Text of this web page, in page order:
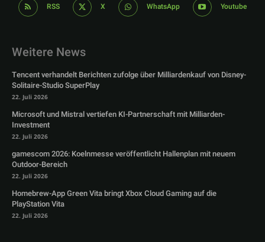
RSS X WhatsApp Youtube
Weitere News
Tencent verhandelt Berichten zufolge über Milliardenkauf von Disney-
Solitaire-Studio SuperPlay
22. Juli 2026
Microsoft und Mistral vertiefen KI-Partnerschaft mit Milliarden-
Investment
22. Juli 2026
gamescom 2026: Koelnmesse veröffentlicht Hallenplan mit neuem
Outdoor-Bereich
22. Juli 2026
Homebrew-App Green Vita bringt Xbox Cloud Gaming auf die
PlayStation Vita
22. Juli 2026